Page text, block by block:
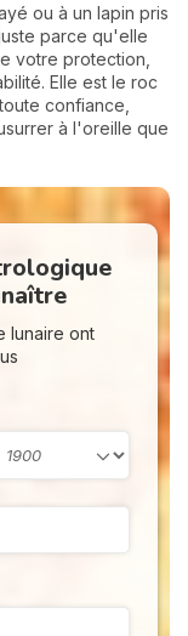
ou à un lapin pris
parce qu'elle
votre protection,
Elle est le roc
confiance,
à l'oreille que
lunaire ont